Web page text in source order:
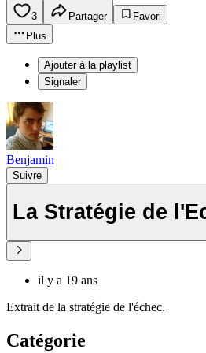
3 Partager
Favori
Plus
Ajouter à la playlist
Signaler
Benjamin
Suivre
La Stratégie de
il y a 19 ans
Extrait de la stratégie de l'échec.
Catégorie